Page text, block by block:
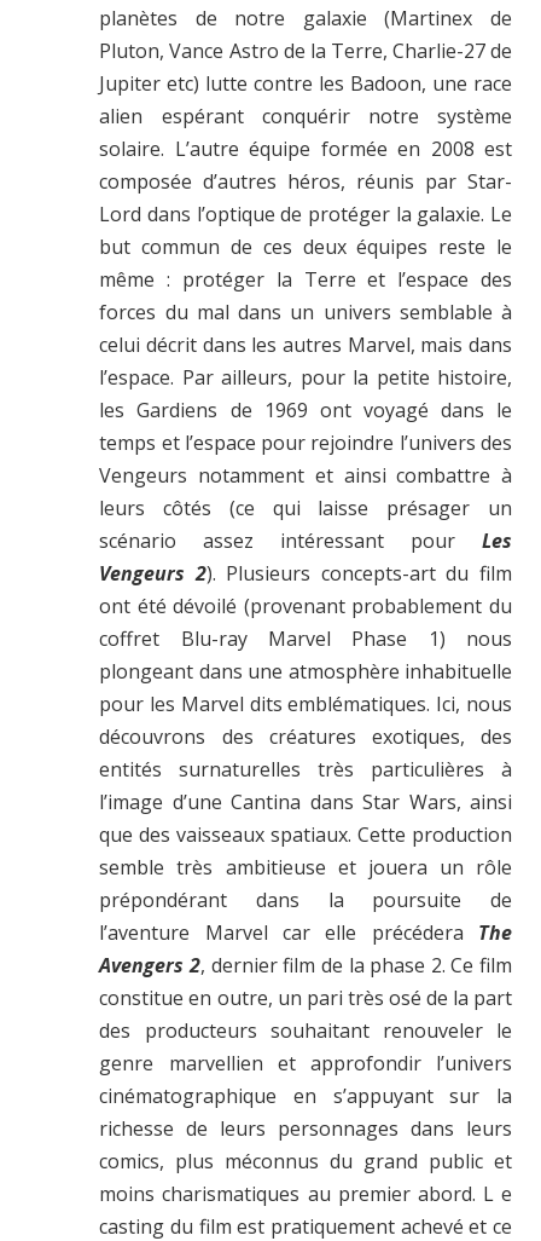
planètes de notre galaxie (Martinex de
Pluton, Vance Astro de la Terre, Charlie-27 de
Jupiter etc) lutte contre les Badoon, une race
alien espérant conquérir notre système
solaire. L’autre équipe formée en 2008 est
composée d’autres héros, réunis par Star-
Lord dans l’optique de protéger la galaxie. Le
but commun de ces deux équipes reste le
même : protéger la Terre et l’espace des
forces du mal dans un univers semblable à
celui décrit dans les autres Marvel, mais dans
l’espace. Par ailleurs, pour la petite histoire,
les Gardiens de 1969 ont voyagé dans le
temps et l’espace pour rejoindre l’univers des
Vengeurs notamment et ainsi combattre à
leurs côtés (ce qui laisse présager un
scénario assez intéressant pour Les
Vengeurs 2). Plusieurs concepts-art du film
ont été dévoilé (provenant probablement du
coffret Blu-ray Marvel Phase 1) nous
plongeant dans une atmosphère inhabituelle
pour les Marvel dits emblématiques. Ici, nous
découvrons des créatures exotiques, des
entités surnaturelles très particulières à
l’image d’une Cantina dans Star Wars, ainsi
que des vaisseaux spatiaux. Cette production
semble très ambitieuse et jouera un rôle
prépondérant dans la poursuite de
l’aventure Marvel car elle précédera The
Avengers 2, dernier film de la phase 2. Ce film
constitue en outre, un pari très osé de la part
des producteurs souhaitant renouveler le
genre marvellien et approfondir l’univers
cinématographique en s’appuyant sur la
richesse de leurs personnages dans leurs
comics, plus méconnus du grand public et
moins charismatiques au premier abord. L e
casting du film est pratiquement achevé et ce